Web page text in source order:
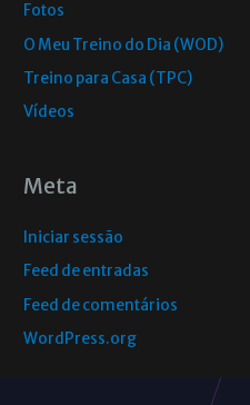
Fotos
O Meu Treino do Dia (WOD)
Treino para Casa (TPC)
Vídeos
Meta
Iniciar sessão
Feed de entradas
Feed de comentários
WordPress.org